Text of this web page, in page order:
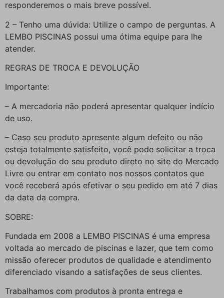
responderemos o mais breve possível.
2 – Tenho uma dúvida: Utilize o campo de perguntas. A
LEMBO PISCINAS possui uma ótima equipe para lhe
atender.
REGRAS DE TROCA E DEVOLUÇÃO
Importante:
– A mercadoria não poderá apresentar qualquer indício
de uso.
– Caso seu produto apresente algum defeito ou não
esteja totalmente satisfeito, você pode solicitar a troca
ou devolução do seu produto direto no site do Mercado
Livre ou entrar em contato nos nossos contatos que
você receberá após efetivar o seu pedido em até 7 dias
da data da compra.
SOBRE:
Fundada em 2008 a LEMBO PISCINAS é uma empresa
voltada ao mercado de piscinas e lazer, que tem como
missão oferecer produtos de qualidade e atendimento
diferenciado visando a satisfações de seus clientes.
Trabalhamos com produtos à pronta entrega e